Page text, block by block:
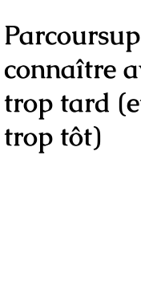
connaître
trop tard
trop tôt)